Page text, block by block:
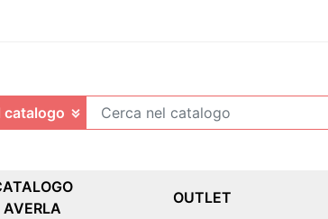
AVERLA
OUTLET